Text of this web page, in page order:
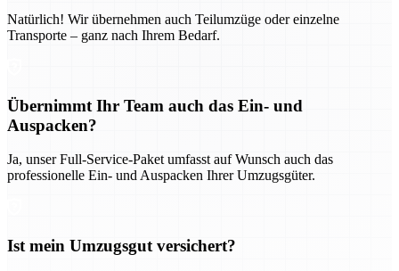
Natürlich! Wir übernehmen auch Teilumzüge oder einzelne
Transporte – ganz nach Ihrem Bedarf.
Übernimmt Ihr Team auch das Ein- und
Auspacken?
Ja, unser Full-Service-Paket umfasst auf Wunsch auch das
professionelle Ein- und Auspacken Ihrer Umzugsgüter.
Ist mein Umzugsgut versichert?